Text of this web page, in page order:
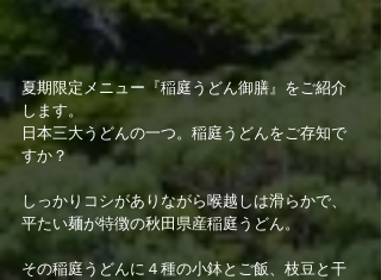
夏期限定メニュー『稲庭うどん御膳』をご紹介
します。
日本三大うどんの一つ。稲庭うどんをご存知で
すか？
しっかりコシがありながら喉越しは滑らかで、
平たい麺が特徴の秋田県産稲庭うどん。
その稲庭うどんに４種の小鉢とご飯、枝豆と干